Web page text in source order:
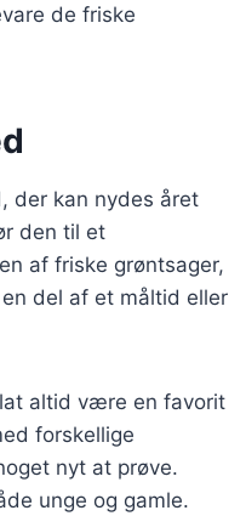
de friske
der kan nydes året
den til et
af friske grøntsager,
del af et måltid eller
altid være en favorit
forskellige
nyt at prøve.
unge og gamle.